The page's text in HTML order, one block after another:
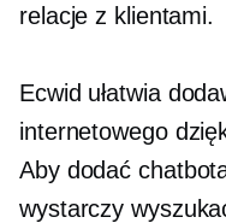
relacje z klientami.
Ecwid ułatwia
internetowego
Aby dodać
wystarczy